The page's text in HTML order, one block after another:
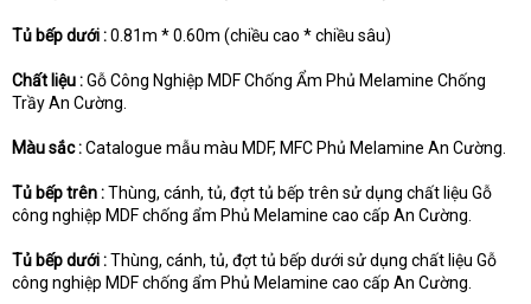
Tủ bếp dưới :0.81m * 0.60m (chiều cao * chiều sâu)
Chất liệu :Gỗ Công Nghiệp MDF Chống Ẩm Phủ Melamine Chống
Trầy An Cường.
Màu sắc :Catalogue mẫu màu MDF, MFC Phủ Melamine An Cường.
Tủ bếp trên :Thùng, cánh, tủ, đợt tủ bếp trên sử dụng chất liệu Gỗ
công nghiệp MDF chống ẩm Phủ Melamine cao cấp An Cường.
Tủ bếp dưới :Thùng, cánh, tủ, đợt tủ bếp dưới sử dụng chất liệu Gỗ
công nghiệp MDF chống ẩm Phủ Melamine cao cấp An Cường.